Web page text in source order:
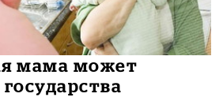
мама может